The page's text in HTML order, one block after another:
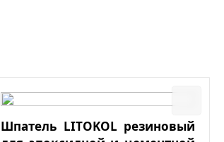
Шпатель LITOKOL резиновый